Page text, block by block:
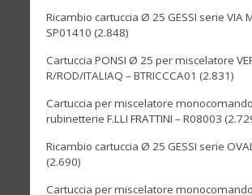
Ricambio cartuccia Ø 25 GESSI serie VIA
SP01410 (2.848)
Cartuccia PONSI Ø 25 per miscelatore
R/ROD/ITALIAQ – BTRICCCA01 (2.831)
Cartuccia per miscelatore
rubinetterie F.LLI FRATTINI – R08003
Ricambio cartuccia Ø 25 GESSI serie
(2.690)
Cartuccia per miscelatore